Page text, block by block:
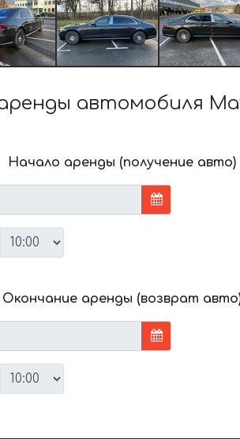
автомобиля
Начало аренды (получение
Окончание аренды (возврат